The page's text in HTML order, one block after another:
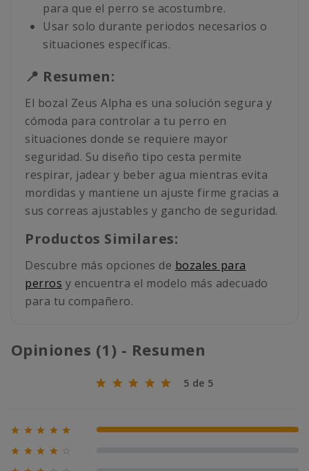
para que el perro se acostumbre.
Usar solo durante periodos necesarios o
situaciones específicas.
📍 Resumen:
El bozal Zeus Alpha es una solución segura y
cómoda para controlar a tu perro en
situaciones donde se requiere mayor
seguridad. Su diseño tipo cesta permite
respirar, jadear y beber agua mientras evita
mordidas y mantiene un ajuste firme gracias a
sus correas ajustables y gancho de seguridad.
Productos Similares:
Descubre más opciones de bozales para
perros y encuentra el modelo más adecuado
para tu compañero.
Opiniones (1) - Resumen
5 de 5
     100% (1)
   